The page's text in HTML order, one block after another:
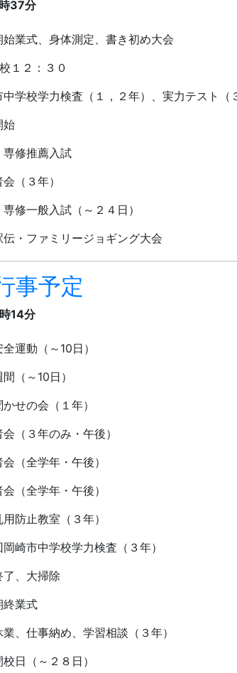
37分
始業式、身体測定、書き初め大会
：３０
中学校学力検査（１，２年）、実力テスト（
始
専修推薦入試
（３年）
修一般入試（～２４日）
伝・ファミリージョギング大会
事予定
14分
運動（～ 10日）
（～10日）
せの会（１年）
（３年のみ・午後）
（全学年・午後）
（全学年・午後）
防止教室（３年）
崎市中学校学力検査（３年）
了、大掃除
終業式
、仕事納め、学習相談（３年）
日（～２８日）